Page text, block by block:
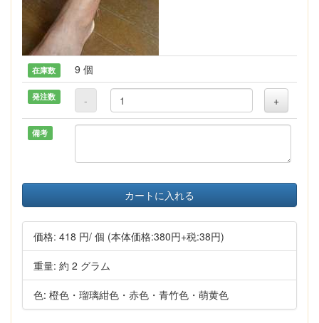
在庫数 9 個
発注数 - +
備考
カートに入れる
価格: 418 円/ 個 (本体価格:380円+税:38円)
重量: 約 2 グラム
色: 橙色・瑠璃紺色・赤色・青竹色・萌黄色